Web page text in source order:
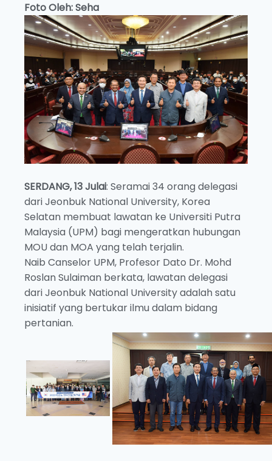
Foto Oleh: Seha
SERDANG, 13 Julai: Seramai 34 orang delegasi
dari Jeonbuk National University, Korea
Selatan membuat lawatan ke Universiti Putra
Malaysia (UPM) bagi mengeratkan hubungan
MOU dan MOA yang telah terjalin.
Naib Canselor UPM, Profesor Dato Dr. Mohd
Roslan Sulaiman berkata, lawatan delegasi
dari Jeonbuk National University adalah satu
inisiatif yang bertukar ilmu dalam bidang
pertanian.